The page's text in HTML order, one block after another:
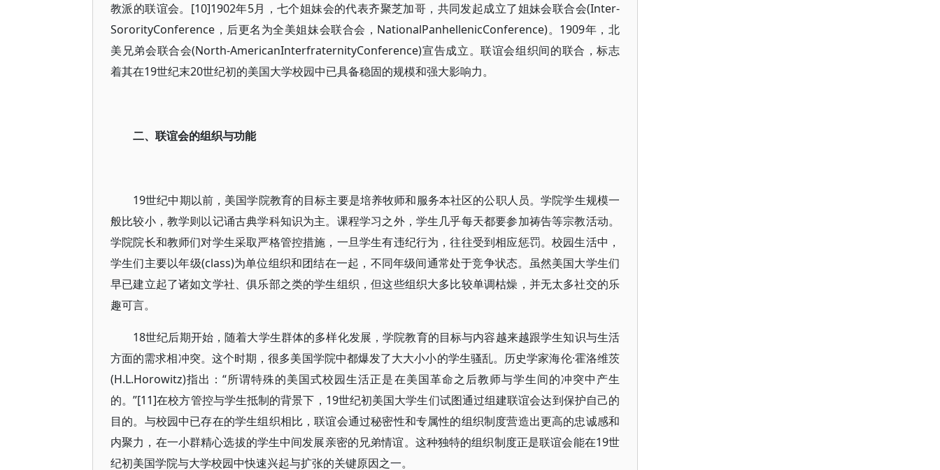
教派的联谊会。[10]1902年5月，七个姐妹会的代表齐聚芝加哥，共同发起成立了姐妹会联合会(Inter-
SororityConference，后更名为全美姐妹会联合会，NationalPanhellenicConference)。1909年，北
美兄弟会联合会(North-AmericanInterfraternityConference)宣告成立。联谊会组织间的联合，标志
着其在19世纪末20世纪初的美国大学校园中已具备稳固的规模和强大影响力。
二、联谊会的组织与功能
19世纪中期以前，美国学院教育的目标主要是培养牧师和服务本社区的公职人员。学院学生规模一
般比较小，教学则以记诵古典学科知识为主。课程学习之外，学生几乎每天都要参加祷告等宗教活动。
学院院长和教师们对学生采取严格管控措施，一旦学生有违纪行为，往往受到相应惩罚。校园生活中，
学生们主要以年级(class)为单位组织和团结在一起，不同年级间通常处于竞争状态。虽然美国大学生们
早已建立起了诸如文学社、俱乐部之类的学生组织，但这些组织大多比较单调枯燥，并无太多社交的乐
趣可言。
18世纪后期开始，随着大学生群体的多样化发展，学院教育的目标与内容越来越跟学生知识与生活
方面的需求相冲突。这个时期，很多美国学院中都爆发了大大小小的学生骚乱。历史学家海伦·霍洛维茨
(H.L.Horowitz)指出：“所谓特殊的美国式校园生活正是在美国革命之后教师与学生间的冲突中产生
的。”[11]在校方管控与学生抵制的背景下，19世纪初美国大学生们试图通过组建联谊会达到保护自己的
目的。与校园中已存在的学生组织相比，联谊会通过秘密性和专属性的组织制度营造出更高的忠诚感和
内聚力，在一小群精心选拔的学生中间发展亲密的兄弟情谊。这种独特的组织制度正是联谊会能在19世
纪初美国学院与大学校园中快速兴起与扩张的关键原因之一。